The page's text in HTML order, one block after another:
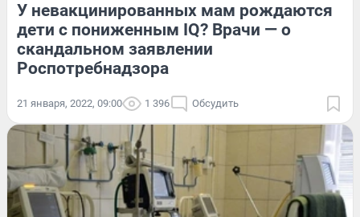
У невакцинированных мам рождаются
дети с пониженным IQ? Врачи — о
скандальном заявлении
Роспотребнадзора
21 января, 2022, 09:00 1 396 Обсудить